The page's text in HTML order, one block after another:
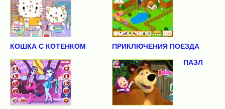
КОШКА С КОТЕНКОМ ПРИКЛЮЧЕНИЯ ПОЕЗДА
ПАЗЛ